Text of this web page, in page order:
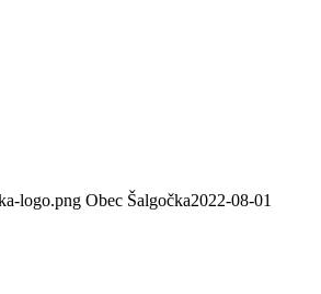
logo.png Obec Šalgočka2022-08-01